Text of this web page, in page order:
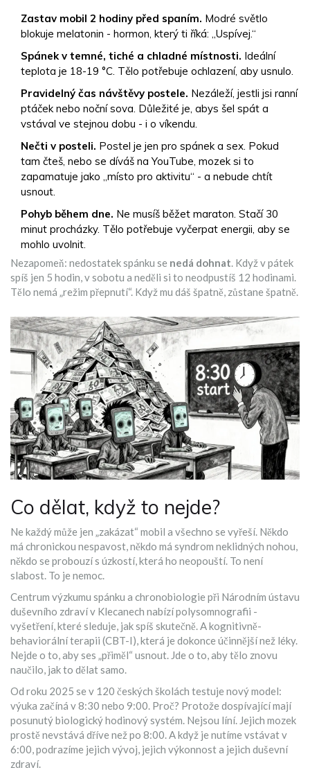
Zastav mobil 2 hodiny před spaním. Modré světlo
blokuje melatonin - hormon, který ti říká: „Uspívej.“
Spánek v temné, tiché a chladné místnosti. Ideální
teplota je 18-19 °C. Tělo potřebuje ochlazení, aby usnulo.
Pravidelný čas návštěvy postele. Nezáleží, jestli jsi ranní
ptáček nebo noční sova. Důležité je, abys šel spát a
vstával ve stejnou dobu - i o víkendu.
Nečti v posteli. Postel je jen pro spánek a sex. Pokud
tam čteš, nebo se díváš na YouTube, mozek si to
zapamatuje jako „místo pro aktivitu“ - a nebude chtít
usnout.
Pohyb během dne. Ne musíš běžet maraton. Stačí 30
minut procházky. Tělo potřebuje vyčerpat energii, aby se
mohlo uvolnit.
Nezapomeň: nedostatek spánku se nedá dohnat. Když v pátek
spíš jen 5 hodin, v sobotu a neděli si to neodpustíš 12 hodinami.
Tělo nemá „režim přepnutí“. Když mu dáš špatně, zůstane špatně.
Co dělat, když to nejde?
Ne každý může jen „zakázat“ mobil a všechno se vyřeší. Někdo
má chronickou nespavost, někdo má syndrom neklidných nohou,
někdo se probouzí s úzkostí, která ho neopouští. To není
slabost. To je nemoc.
Centrum výzkumu spánku a chronobiologie při Národním ústavu
duševního zdraví v Klecanech nabízí polysomnografii -
vyšetření, které sleduje, jak spíš skutečně. A kognitivně-
behaviorální terapii (CBT-I), která je dokonce účinnější než léky.
Nejde o to, aby ses „přiměl“ usnout. Jde o to, aby tělo znovu
naučilo, jak to dělat samo.
Od roku 2025 se v 120 českých školách testuje nový model:
výuka začíná v 8:30 nebo 9:00. Proč? Protože dospívající mají
posunutý biologický hodinový systém. Nejsou líní. Jejich mozek
prostě nevstává dříve než po 8:00. A když je nutíme vstávat v
6:00, podrazíme jejich vývoj, jejich výkonnost a jejich duševní
zdraví.